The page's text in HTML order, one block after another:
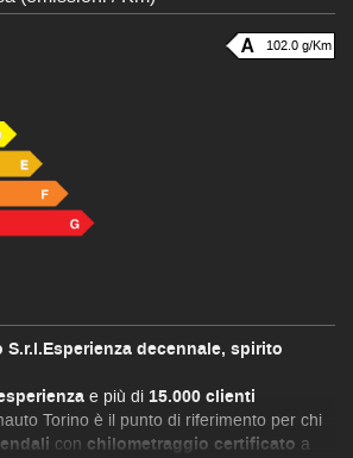
102.0 g/Km
S.r.l.Esperienza decennale, spirito
e più di 15.000 clienti
Torino è il punto di riferimento per chi
con chilometraggio certificato a